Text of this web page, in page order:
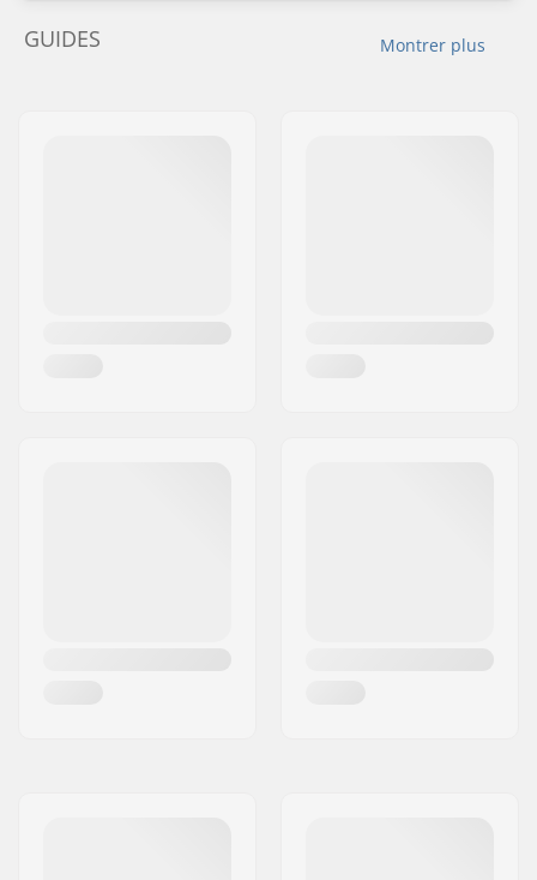
Montrer plus
GUIDES